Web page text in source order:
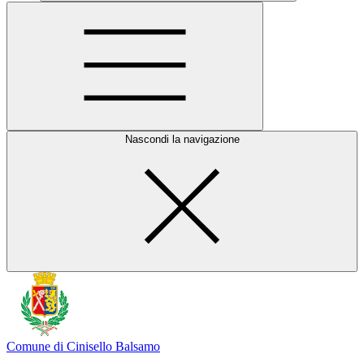
Nascondi la navigazione
Comune di Cinisello Balsamo